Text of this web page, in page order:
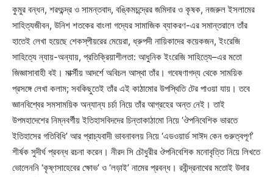
কুমুর বন্ধন, শরৎচন্দ্র ও সামন্তবাদ, বঙ্কিমচন্দ্রের জমিদার ও কৃষক, নজরুল ইসলামের
সাহিত্যজীবন, উনিশ শতকের বাংলা গদ্যের সামাজিক ব্যাকরণ-এর সমান্তরালে তাঁর
হাতেই লেখা হয়েছে শেকস্‌পীয়রের মেয়েরা, ধ্রুপদী নায়িকাদের কয়েকজন, ইংরেজি
সাহিত্যে ন্যায়-অন্যায়, প্রতিক্রিয়াশীলতা: আধুনিক ইংরেজি সাহিত্যে–এর মতো
জিজ্ঞাসাবাহী বই। মার্ক্সীয় আদর্শে অবিচল আস্থা তাঁর। গবেষণাগদ্য থেকে সাময়িক
প্রসঙ্গে লেখা কলাম; সবকিছুতেই তাঁর এই কাঠামোর উপস্থিতি টের পাওয়া যায়। তবে
জ্ঞানবিশ্বের সমসাময়িক অন্যান্য চর্চা নিয়ে তাঁর আগ্রহের অন্ত নেই। তাই
উপমহাদেশের নিম্নবর্গীয় ইতিহাসবিদদের চিন্তাকাঠামো নিয়ে ‘ঔপনিবেশিক ভারতে
ইতিহাসের গতিবিধি’ আর প্রাচ্যবাদী ভাবনাবলয় নিয়ে ‘এডওয়ার্ড সাঈদ কেন গুরুত্বপূর্ণ’
শীর্ষক সুদীর্ঘ প্রবন্ধ রচনা করেন। নীরদ সি চৌধুরীর ঔপনিবেশিক মনোবৃত্তি নিয়ে লিখতে
ভোলেননি ‘কৃষ্ণসাহেবের ক্ষোভ’ ও ‘লড়াই’ নামের প্রবন্ধ। রবীন্দ্রনাথের মতোই উদার